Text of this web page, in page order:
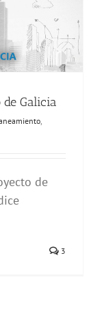
Galicia
,
de
3